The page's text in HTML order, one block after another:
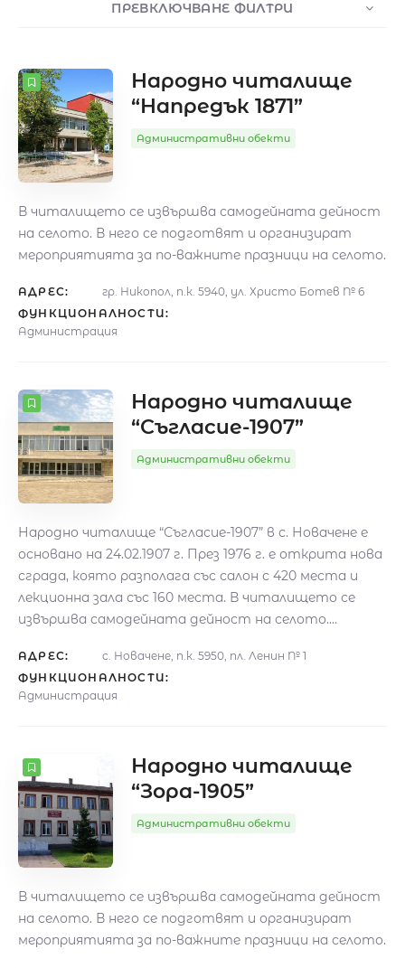
ПРЕВКЛЮЧВАНЕ ФИЛТРИ
БРОЕНЕ
ПОДРЕДБА
Администрация
Народно читалище
“Напредък 1871”
Административни обекти
В читалището се извършва самодейната дейност
на селото. В него се подготвят и организират
мероприятията за по-важните празници на селото.
АДРЕС:
гр. Никопол, п.к. 5940, ул. Христо Ботев № 6
ФУНКЦИОНАЛНОСТИ:
Администрация
Народно читалище
“Съгласие-1907”
Административни обекти
Народно читалище “Съгласие-1907” в с. Новачене е
основано на 24.02.1907 г. През 1976 г. е открита нова
сграда, която разполага със салон с 420 места и
лекционна зала със 160 места. В читалището се
извършва самодейната дейност на селото.…
АДРЕС:
с. Новачене, п.к. 5950, пл. Ленин № 1
ФУНКЦИОНАЛНОСТИ:
Администрация
Народно читалище
“Зора-1905”
Административни обекти
В читалището се извършва самодейната дейност
на селото. В него се подготвят и организират
мероприятията за по-важните празници на селото.